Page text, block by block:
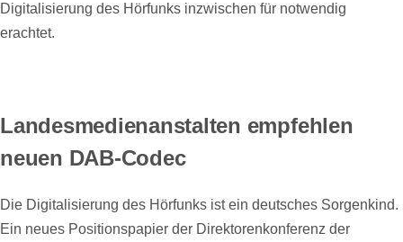
Digitalisierung des Hörfunks inzwischen für notwendig
erachtet.
Landesmedienanstalten empfehlen
neuen DAB-Codec
Die Digitalisierung des Hörfunks ist ein deutsches Sorgenkind.
Ein neues Positionspapier der Direktorenkonferenz der